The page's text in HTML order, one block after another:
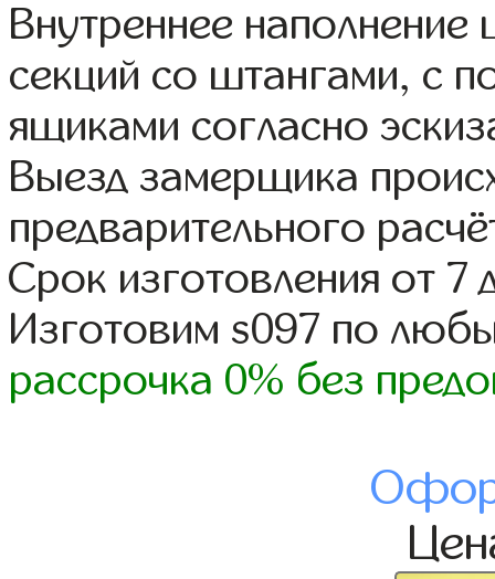
Внутреннее
секций со штангами, с
ящиками согласно
Выезд замерщика
предварительного
Срок изготовления от 7
Изготовим s097 по
рассрочка 0% без